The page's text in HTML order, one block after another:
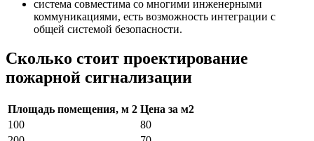
система совместима со многими инженерными
коммуникациями, есть возможность интеграции с
общей системой безопасности.
Сколько стоит проектирование
пожарной сигнализации
Площадь помещения, м 2 Цена за м2
100
80